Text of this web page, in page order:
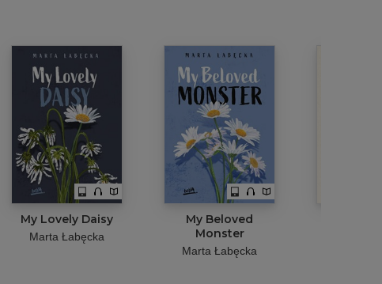
My Lovely Daisy
Marta Łabęcka
My Beloved
Monster
Marta Łabęcka